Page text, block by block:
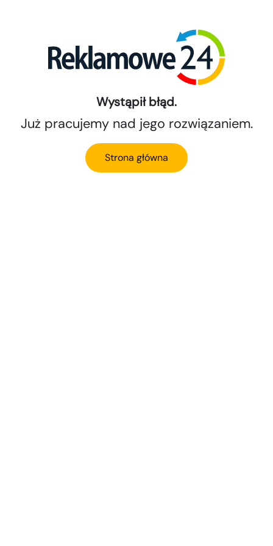
Wystąpił błąd.
Już pracujemy nad jego rozwiązaniem.
Strona główna